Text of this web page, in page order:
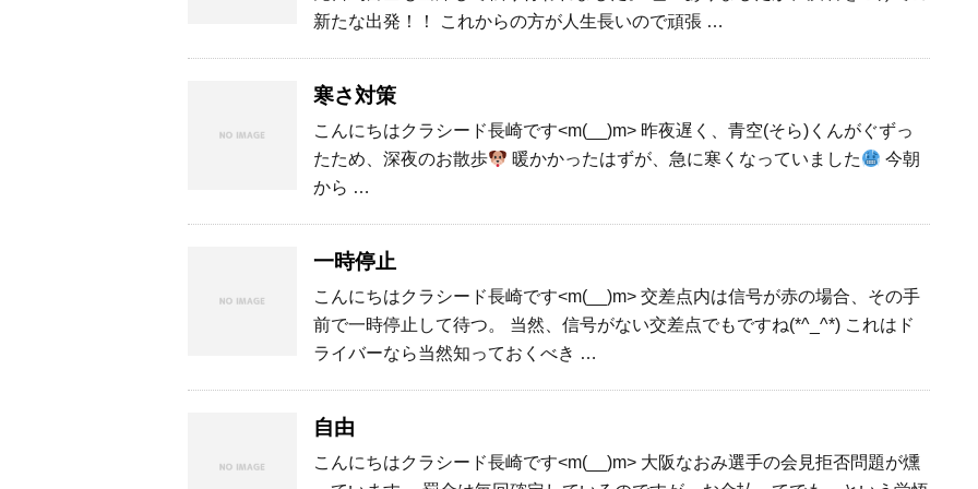
新たな出発！！ これからの方が人生長いので頑張 …
寒さ対策
こんにちはクラシード長崎です<m(__)m> 昨夜遅く、青空(そら)くんがぐずっ
たため、深夜のお散歩
暖かかったはずが、急に寒くなっていました
今朝
から …
一時停止
こんにちはクラシード長崎です<m(__)m> 交差点内は信号が赤の場合、その手
前で一時停止して待つ。 当然、信号がない交差点でもですね(*^_^*) これはド
ライバーなら当然知っておくべき …
自由
こんにちはクラシード長崎です<m(__)m> 大阪なおみ選手の会見拒否問題が燻